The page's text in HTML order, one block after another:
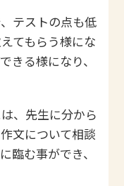
テストの点も低
てもらう様にな
きる様になり、
、先生に分から
文について相談
臨む事ができ、